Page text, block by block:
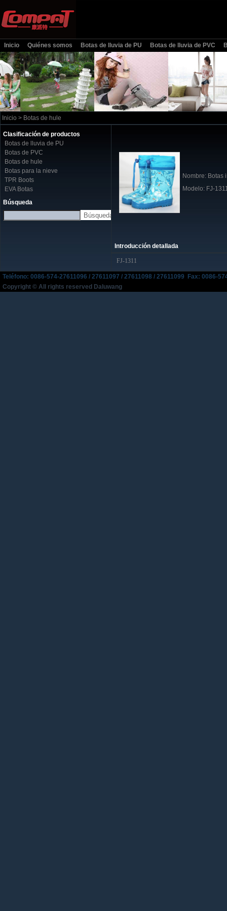
Inicio Quiénes somos Botas de lluvia de PU Botas de lluvia de PVC
Inicio > Botas de hule
Clasificación de productos
Botas de lluvia de PU
Botas de PVC
Botas de hule
Botas para la nieve
TPR Boots
EVA Botas
Búsqueda
Nombre: Botas
Modelo: FJ-
Introducción detallada
FJ-1311
Teléfono: 0086-574-27611096 / 27611097 / 27611098 / 27611099 Fax: 0086-
Copyright © All rights reserved Daluwang